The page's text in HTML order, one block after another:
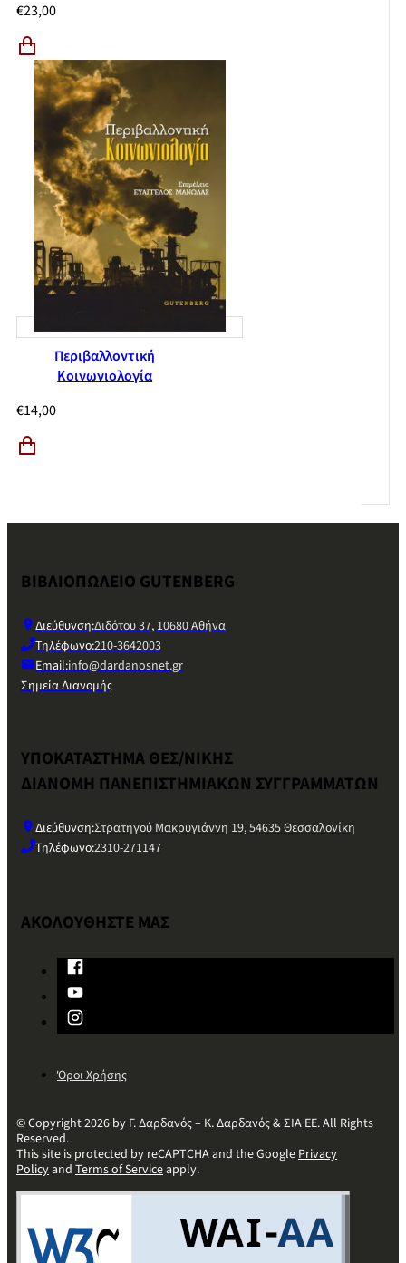
€23,00
Περιβαλλοντική
Κοινωνιολογία
€14,00
ΒΙΒΛΙΟΠΩΛΕΙΟ GUTENBERG
Διεύθυνση:Διδότου 37, 10680 Αθήνα
Τηλέφωνο:210-3642003
Email:info@dardanosnet.gr
Σημεία Διανομής
ΥΠΟΚΑΤΑΣΤΗΜΑ ΘΕΣ/ΝΙΚΗΣ
ΔΙΑΝΟΜΗ ΠΑΝΕΠΙΣΤΗΜΙΑΚΩΝ ΣΥΓΓΡΑΜΜΑΤΩΝ
Διεύθυνση:Στρατηγού Μακρυγιάννη 19, 54635 Θεσσαλονίκη
Τηλέφωνο:2310-271147
ΑΚΟΛΟΥΘΗΣΤΕ ΜΑΣ
Όροι Χρήσης
© Copyright 2026 by Γ. Δαρδανός – Κ. Δαρδανός & ΣΙΑ ΕΕ. All Rights
Reserved.
This site is protected by reCAPTCHA and the GooglePrivacy
Policyand Terms of Serviceapply.